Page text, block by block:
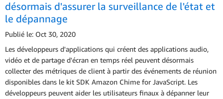
désormais d'assurer la surveillance de l'état et
le dépannage
Publié le: Oct 30, 2020
Les développeurs d'applications qui créent des applications audio,
vidéo et de partage d'écran en temps réel peuvent désormais
collecter des métriques de client à partir des événements de réunion
disponibles dans le kit SDK Amazon Chime for JavaScript. Les
développeurs peuvent aider les utilisateurs finaux à dépanner leur